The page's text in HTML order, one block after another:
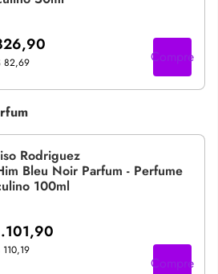
82,69 Compre
Rodriguez
Bleu Noir Parfum - Perfume
100ml
110,19
Compre